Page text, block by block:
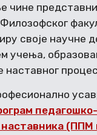
чине
своје научне
учења,
наставног
(ППМ